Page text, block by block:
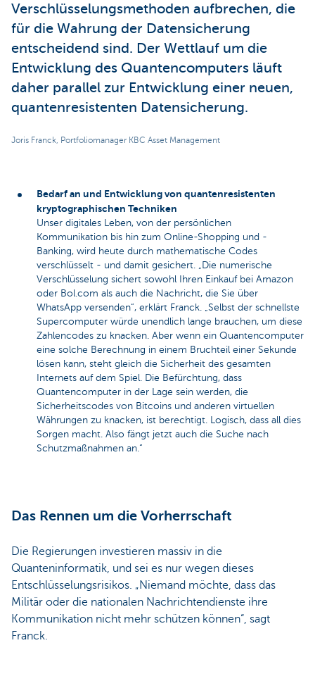
Verschlüsselungsmethoden aufbrechen, die
für die Wahrung der Datensicherung
entscheidend sind. Der Wettlauf um die
Entwicklung des Quantencomputers läuft
daher parallel zur Entwicklung einer neuen,
quantenresistenten Datensicherung.
Joris Franck, Portfoliomanager KBC Asset Management
Bedarf an und Entwicklung von quantenresistenten
kryptographischen Techniken
Unser digitales Leben, von der persönlichen
Kommunikation bis hin zum Online-Shopping und -
Banking, wird heute durch mathematische Codes
verschlüsselt - und damit gesichert. „Die numerische
Verschlüsselung sichert sowohl Ihren Einkauf bei Amazon
oder Bol.com als auch die Nachricht, die Sie über
WhatsApp versenden“, erklärt Franck. „Selbst der schnellste
Supercomputer würde unendlich lange brauchen, um diese
Zahlencodes zu knacken. Aber wenn ein Quantencomputer
eine solche Berechnung in einem Bruchteil einer Sekunde
lösen kann, steht gleich die Sicherheit des gesamten
Internets auf dem Spiel. Die Befürchtung, dass
Quantencomputer in der Lage sein werden, die
Sicherheitscodes von Bitcoins und anderen virtuellen
Währungen zu knacken, ist berechtigt. Logisch, dass all dies
Sorgen macht. Also fängt jetzt auch die Suche nach
Schutzmaßnahmen an.“
Das Rennen um die Vorherrschaft
Die Regierungen investieren massiv in die
Quanteninformatik, und sei es nur wegen dieses
Entschlüsselungsrisikos. „Niemand möchte, dass das
Militär oder die nationalen Nachrichtendienste ihre
Kommunikation nicht mehr schützen können“, sagt
Franck.